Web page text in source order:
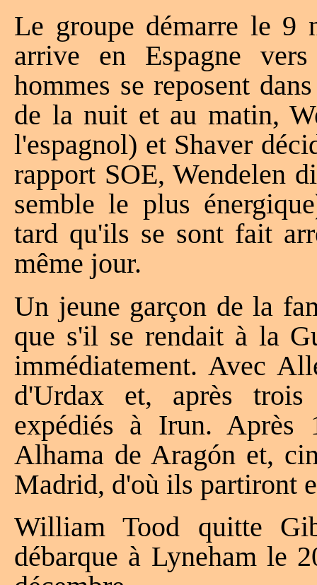
Le groupe démarre le 9
arrive en Espagne
hommes se reposent
de la nuit et au matin,
l'espagnol) et Shaver
rapport SOE, Wendelen
semble le plus
tard qu'ils se sont fait
même jour.
Un jeune garçon de la
que s'il se rendait à la
immédiatement. Avec
d'Urdax et, après
expédiés à Irun.
Alhama de Aragón et,
Madrid, d'où ils partiront
William Tood quitte
débarque à Lyneham le